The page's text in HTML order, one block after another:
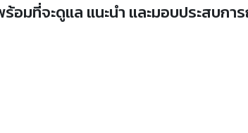
มที่จะดูแล แนะนำ และมอบประสบกา